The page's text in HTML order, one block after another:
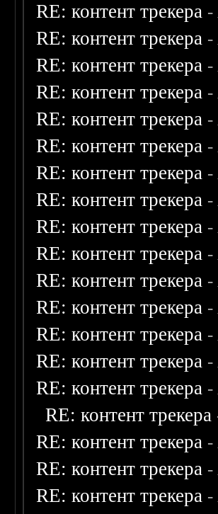
RE: контент трекера -
RE: контент трекера -
RE: контент трекера -
RE: контент трекера -
RE: контент трекера -
RE: контент трекера -
RE: контент трекера -
RE: контент трекера -
RE: контент трекера -
RE: контент трекера -
RE: контент трекера -
RE: контент трекера -
RE: контент трекера -
RE: контент трекера -
RE: контент трекера -
RE: контент трекера
RE: контент трекера -
RE: контент трекера -
RE: контент трекера -